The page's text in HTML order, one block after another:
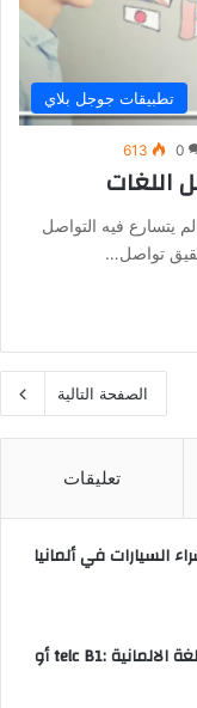
تطبيقات جوجل بلاي
0
613
اللغات
يتسارع فيه التواصل
تواصل…
الصفحة التالية
تعليقات
نماذج امتحان B1 في اللغة الالمانية :telc B1 أو